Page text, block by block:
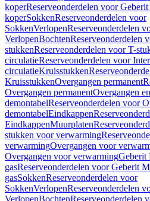
koperReserveonderdelen voor Geberit
koperSokkenReserveonderdelen voor
SokkenVerlopenReserveonderdelen
VerlopenBochtenReserveonderdelen
stukkenReserveonderdelen voor T-
circulatieReserveonderdelen voor
circulatieKruisstukken
KruisstukkenOvergangen permanent
Overgangen permanentOvergangen
demontabelReserveonderdelen voor
demontabelEindkappen
EindkappenMuurplaten
stukken voor verwarming
verwarmingOvergangen voor
Overgangen voor verwarmingGeberit
gasReserveonderdelen voor Geberit
gasSokkenReserveonderdelen voor
SokkenVerlopenReserveonderdelen
VerlopenBochtenReserveonderdelen